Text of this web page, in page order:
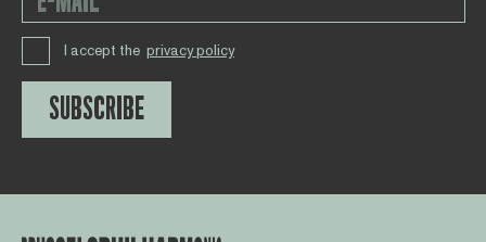
I accept the privacy policy
SUBSCRIBE